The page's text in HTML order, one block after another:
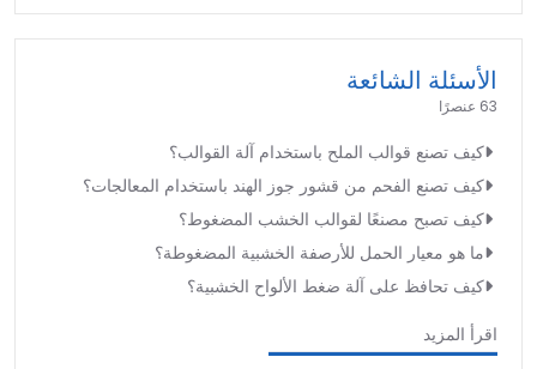
الأسئلة الشائعة
63 عنصرًا
كيف تصنع قوالب الملح باستخدام آلة القوالب؟
كيف تصنع الفحم من قشور جوز الهند باستخدام المعالجات؟
كيف تصبح مصنعًا لقوالب الخشب المضغوط؟
ما هو معيار الحمل للأرصفة الخشبية المضغوطة؟
كيف تحافظ على آلة ضغط الألواح الخشبية؟
اقرأ المزيد